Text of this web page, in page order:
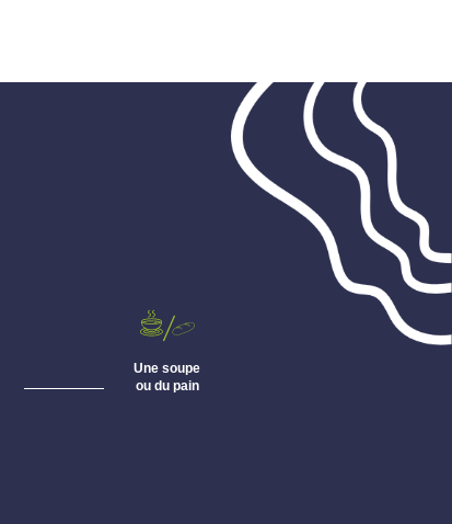
Une soupe
ou du pain